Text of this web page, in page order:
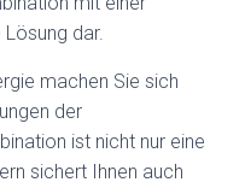
dar.
machen Sie sich
der
ist nicht nur eine
sichert Ihnen auch